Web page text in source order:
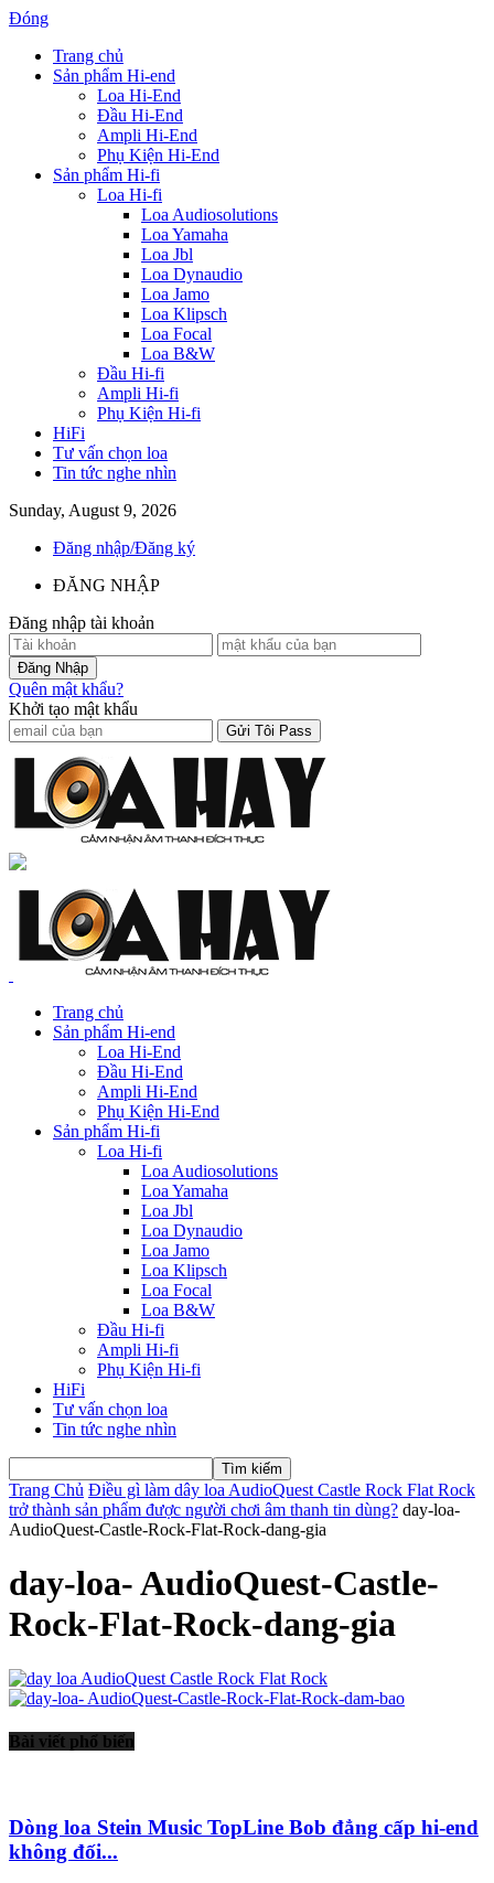
Đóng
Trang chủ
Sản phẩm Hi-end
Loa Hi-End
Đầu Hi-End
Ampli Hi-End
Phụ Kiện Hi-End
Sản phẩm Hi-fi
Loa Hi-fi
Loa Audiosolutions
Loa Yamaha
Loa Jbl
Loa Dynaudio
Loa Jamo
Loa Klipsch
Loa Focal
Loa B&W
Đầu Hi-fi
Ampli Hi-fi
Phụ Kiện Hi-fi
HiFi
Tư vấn chọn loa
Tin tức nghe nhìn
Sunday, August 9, 2026
Đăng nhập/Đăng ký
ĐĂNG NHẬP
Đăng nhập tài khoản
Quên mật khẩu?
Khởi tạo mật khẩu
Trang chủ
Sản phẩm Hi-end
Loa Hi-End
Đầu Hi-End
Ampli Hi-End
Phụ Kiện Hi-End
Sản phẩm Hi-fi
Loa Hi-fi
Loa Audiosolutions
Loa Yamaha
Loa Jbl
Loa Dynaudio
Loa Jamo
Loa Klipsch
Loa Focal
Loa B&W
Đầu Hi-fi
Ampli Hi-fi
Phụ Kiện Hi-fi
HiFi
Tư vấn chọn loa
Tin tức nghe nhìn
Trang Chủ Điều gì làm dây loa AudioQuest Castle Rock Flat Rock
trở thành sản phẩm được người chơi âm thanh tin dùng? day-loa-
AudioQuest-Castle-Rock-Flat-Rock-dang-gia
day-loa- AudioQuest-Castle-
Rock-Flat-Rock-dang-gia
Bài viết phổ biến
Dòng loa Stein Music TopLine Bob đẳng cấp hi-end
không đối...